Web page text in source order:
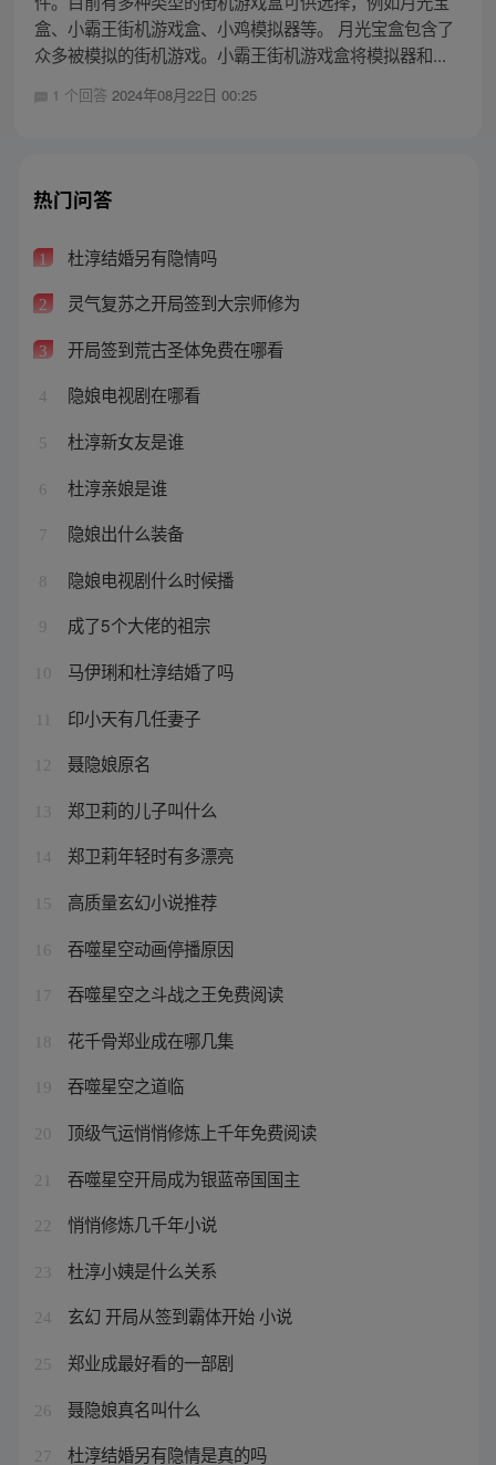
盒、小霸王街机游戏盒、小鸡模拟器等。 月光宝盒包含了
众多被模拟的街机游戏。小霸王街机游戏盒将模拟器和...
1 个回答 2024年08月22日 00:25
热门问答
1 杜淳结婚另有隐情吗
2 灵气复苏之开局签到大宗师修为
3 开局签到荒古圣体免费在哪看
4 隐娘电视剧在哪看
5 杜淳新女友是谁
6 杜淳亲娘是谁
7 隐娘出什么装备
8 隐娘电视剧什么时候播
9 成了5个大佬的祖宗
10 马伊琍和杜淳结婚了吗
印小天有几任妻子
12 聂隐娘原名
13 郑卫莉的儿子叫什么
14 郑卫莉年轻时有多漂亮
15 高质量玄幻小说推荐
16 吞噬星空动画停播原因
17 吞噬星空之斗战之王免费阅读
18 花千骨郑业成在哪几集
19 吞噬星空之道临
20 顶级气运悄悄修炼上千年免费阅读
21 吞噬星空开局成为银蓝帝国国主
22 悄悄修炼几千年小说
23 杜淳小姨是什么关系
24 玄幻 开局从签到霸体开始 小说
25 郑业成最好看的一部剧
26 聂隐娘真名叫什么
27 杜淳结婚另有隐情是真的吗